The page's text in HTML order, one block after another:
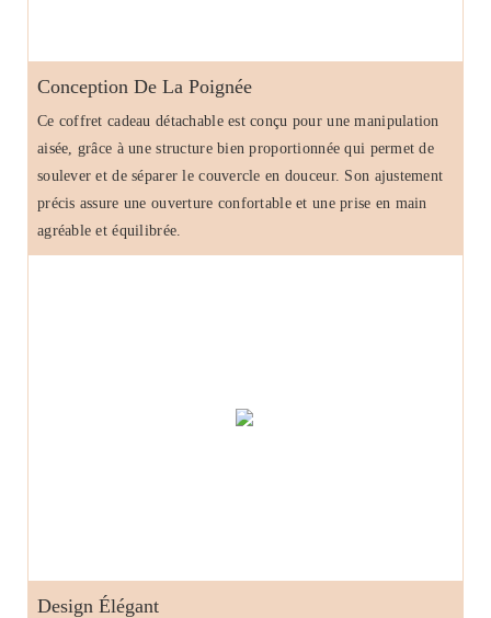
Conception De La Poignée
Ce coffret cadeau détachable est conçu pour une manipulation
aisée, grâce à une structure bien proportionnée qui permet de
soulever et de séparer le couvercle en douceur. Son ajustement
précis assure une ouverture confortable et une prise en main
agréable et équilibrée.
Design Élégant